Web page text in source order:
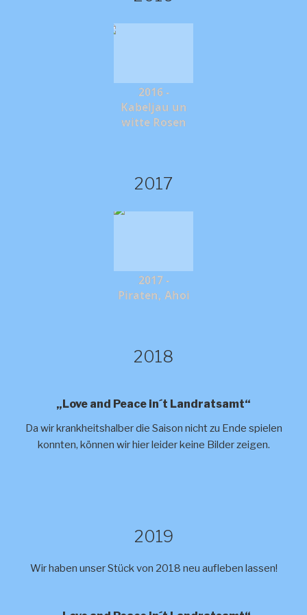
2016 -
Kabeljau un
witte Rosen
2017
2017 -
Piraten, Ahoi
2018
„Love and Peace in´t Landratsamt“
Da wir krankheitshalber die Saison nicht zu Ende spielen
konnten, können wir hier leider keine Bilder zeigen.
2019
Wir haben unser Stück von 2018 neu aufleben lassen!